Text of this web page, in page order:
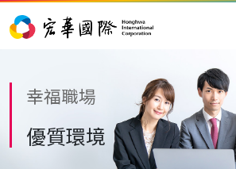
幸福職場
優質環境